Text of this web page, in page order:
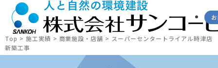
Top > 施工実績 > 商業施設・店舗 > スーパーセンタートライアル時津店
新築工事